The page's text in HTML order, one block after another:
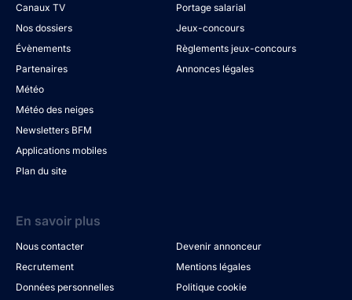
Canaux TV
Nos dossiers
Évènements
Partenaires
Météo
Météo des neiges
Newsletters BFM
Applications mobiles
Plan du site
Portage salarial
Jeux-concours
Règlements jeux-concours
Annonces légales
En savoir plus
Nous contacter
Devenir annonceur
Recrutement
Mentions légales
Données personnelles
Politique cookie